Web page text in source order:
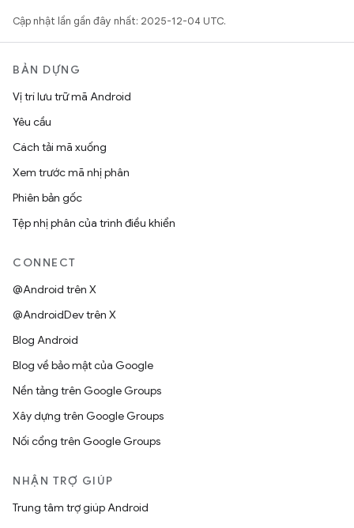
Cập nhật lần gần đây nhất: 2025-12-04 UTC.
BẢN DỰNG
Vị trí lưu trữ mã Android
Yêu cầu
Cách tải mã xuống
Xem trước mã nhị phân
Phiên bản gốc
Tệp nhị phân của trình điều khiển
CONNECT
@Android trên X
@AndroidDev trên X
Blog Android
Blog về bảo mật của Google
Nền tảng trên Google Groups
Xây dựng trên Google Groups
Nối cổng trên Google Groups
NHẬN TRỢ GIÚP
Trung tâm trợ giúp Android